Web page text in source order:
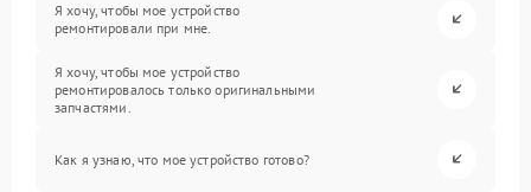
Я хочу, чтобы мое устройство
ремонтировали при мне.
Я хочу, чтобы мое устройство
ремонтировалось только оригинальными
запчастями.
Как я узнаю, что мое устройство готово?